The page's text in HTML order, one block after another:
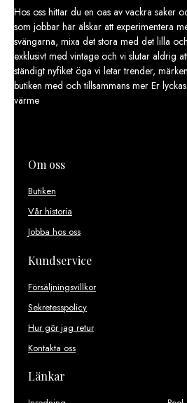
Hos oss hittar du en oas av vackra saker
som jobbar här älskar att experimentera
svängarna, mixa det stora med det lilla
exklusivt med vintage och vi slutar aldrig
ständigt nyfiket öga vi letar trender,
butiken med och tillsammans mer Er
värme
Om oss
Butiken
Vår historia
Jobba hos oss
Kundservice
Försäljningsvillkor
Sekretesspolicy
Hur gör jag retur
Kontakta oss
Länkar